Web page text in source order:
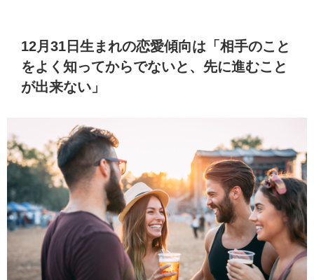
12月31日生まれの恋愛傾向は「相手のこと
をよく知ってからでないと、先に進むこと
が出来ない」